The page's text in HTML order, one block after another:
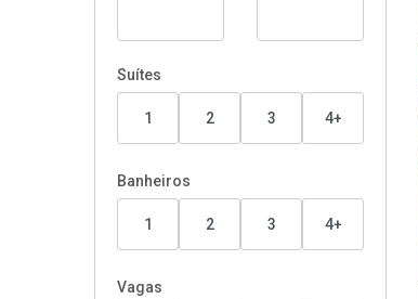
Suítes
1 2 3 4+
Banheiros
1 2 3 4+
Vagas